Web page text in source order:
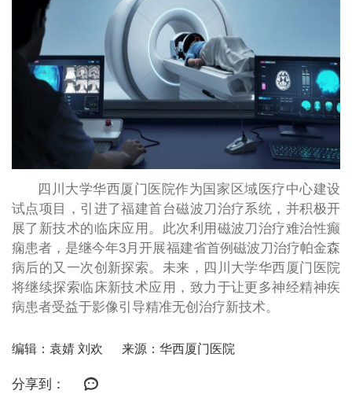
四川大学华西厦门医院作为国家区域医疗中心建设
试点项目，引进了福建首台磁波刀治疗系统，并积极开
展了新技术的临床应用。此次利用磁波刀治疗难治性癫
痫患者，是继今年3月开展福建省首例磁波刀治疗帕金森
病后的又一次创新探索。未来，四川大学华西厦门医院
将继续探索临床新技术应用，致力于让更多神经精神疾
病患者受益于影像引导精准无创治疗新技术。
编辑：袁婧 刘欢 来源：华西厦门医院
分享到：